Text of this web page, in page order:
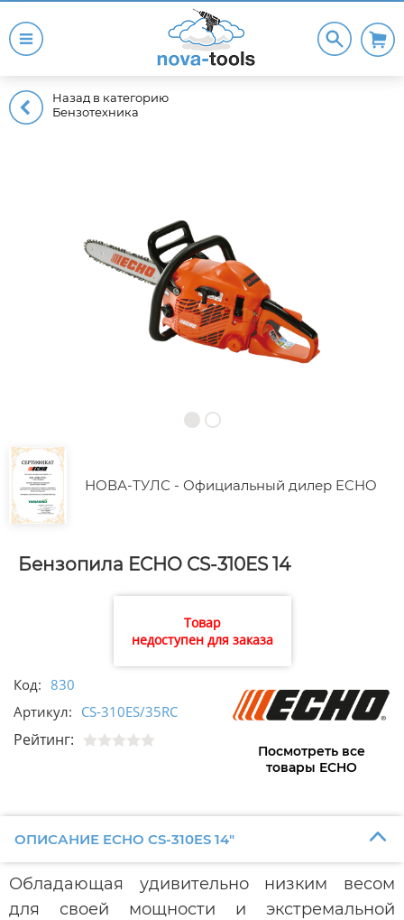
Назад в категорию
Бензотехника
НОВА-ТУЛС - Официальный дилер ECHO
Бензопила ECHO CS-310ES 14
Товар
недоступен для заказа
Код: 830
Артикул: CS-310ES/35RC
Рейтинг:
Посмотреть все
товары ECHO
ОПИСАНИЕ ECHO CS-310ES 14"
Обладающая удивительно низким весом
для своей мощности и экстремальной